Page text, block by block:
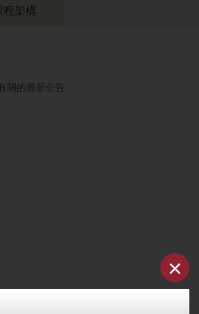
×
程架構
關的最新公告